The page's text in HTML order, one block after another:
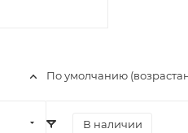
По умолчанию
В наличии